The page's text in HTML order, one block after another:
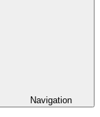
Navigation